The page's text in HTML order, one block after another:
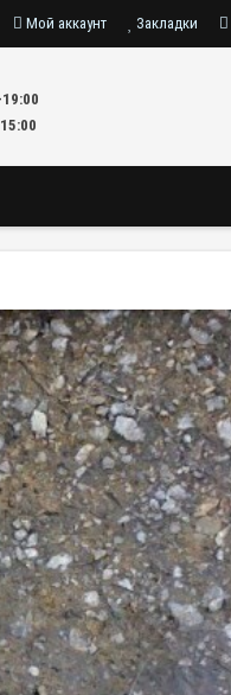
Мой аккаунт Закладки